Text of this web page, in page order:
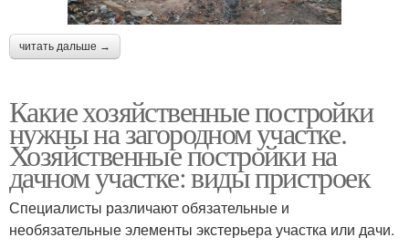
читать дальше →
Какие хозяйственные постройки
нужны на загородном участке.
Хозяйственные постройки на
дачном участке: виды пристроек
Специалисты различают обязательные и
необязательные элементы экстерьера участка или дачи.